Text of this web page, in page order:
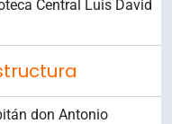
Central Luis David
don Antonio